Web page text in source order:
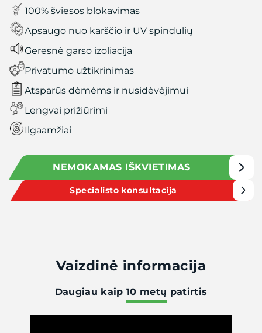
100% šviesos blokavimas
Apsaugo nuo karščio ir UV spindulių
Geresnė garso izoliacija
Privatumo užtikrinimas
Atsparūs dėmėms ir nusidėvėjimui
Lengvai prižiūrimi
Ilgaamžiai
NEMOKAMAS IŠKVIETIMAS
Specialisto konsultacija
Vaizdinė informacija
Daugiau kaip10 metų patirtis